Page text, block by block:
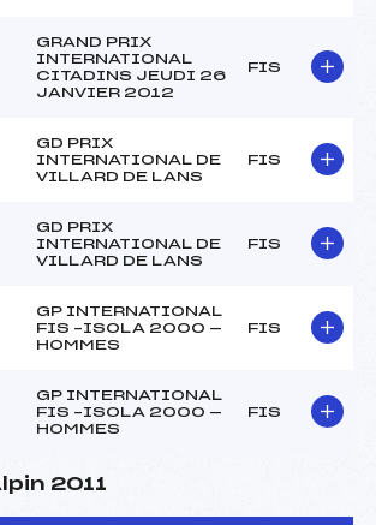
GRAND PRIX
INTERNATIONAL
CITADINS JEUDI 26
JANVIER 2012
FIS
GD PRIX
INTERNATIONAL DE
VILLARD DE LANS
FIS
GD PRIX
INTERNATIONAL DE
VILLARD DE LANS
FIS
GP INTERNATIONAL
FIS –ISOLA 2000 —
HOMMES
FIS
GP INTERNATIONAL
FIS –ISOLA 2000 —
HOMMES
FIS
2011